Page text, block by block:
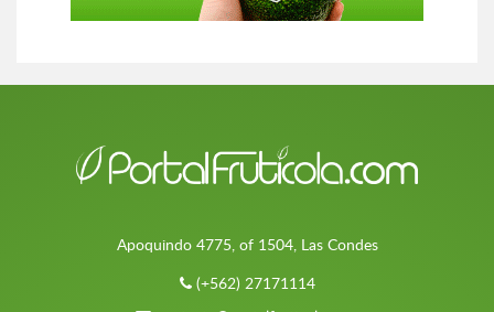
Apoquindo 4775, of 1504, Las Condes
(+562) 27171114